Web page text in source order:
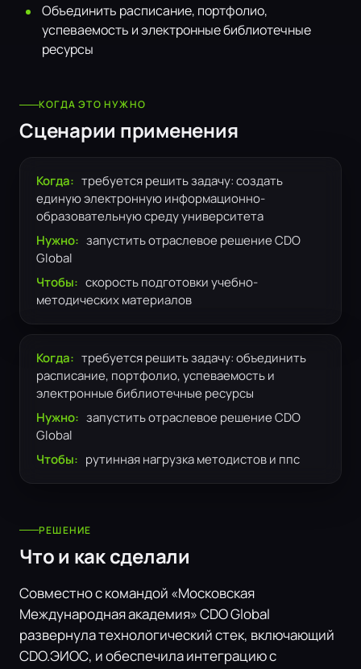
Объединить расписание, портфолио,
успеваемость и электронные библиотечные
ресурсы
КОГДА ЭТО НУЖНО
Сценарии применения
Когда: требуется решить задачу: создать
единую электронную информационно-
образовательную среду университета
Нужно: запустить отраслевое решение CDO
Global
Чтобы: скорость подготовки учебно-
методических материалов
Когда: требуется решить задачу: объединить
расписание, портфолио, успеваемость и
электронные библиотечные ресурсы
Нужно: запустить отраслевое решение CDO
Global
Чтобы: рутинная нагрузка методистов и ппс
РЕШЕНИЕ
Что и как сделали
Совместно с командой «Московская
Международная академия» CDO Global
развернула технологический стек, включающий
CDO.ЭИОС, и обеспечила интеграцию с